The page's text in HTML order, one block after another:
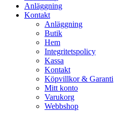
Anläggning
Kontakt
Anläggning
Butik
Hem
Integritetspolicy
Kassa
Kontakt
Köpvillkor & Garanti
Mitt konto
Varukorg
Webbshop